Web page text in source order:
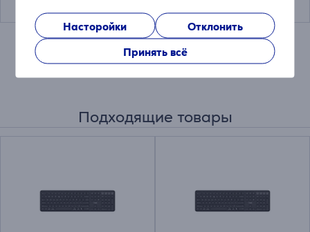
Насторойки
Отклонить
Принять всё
Подходящие товары